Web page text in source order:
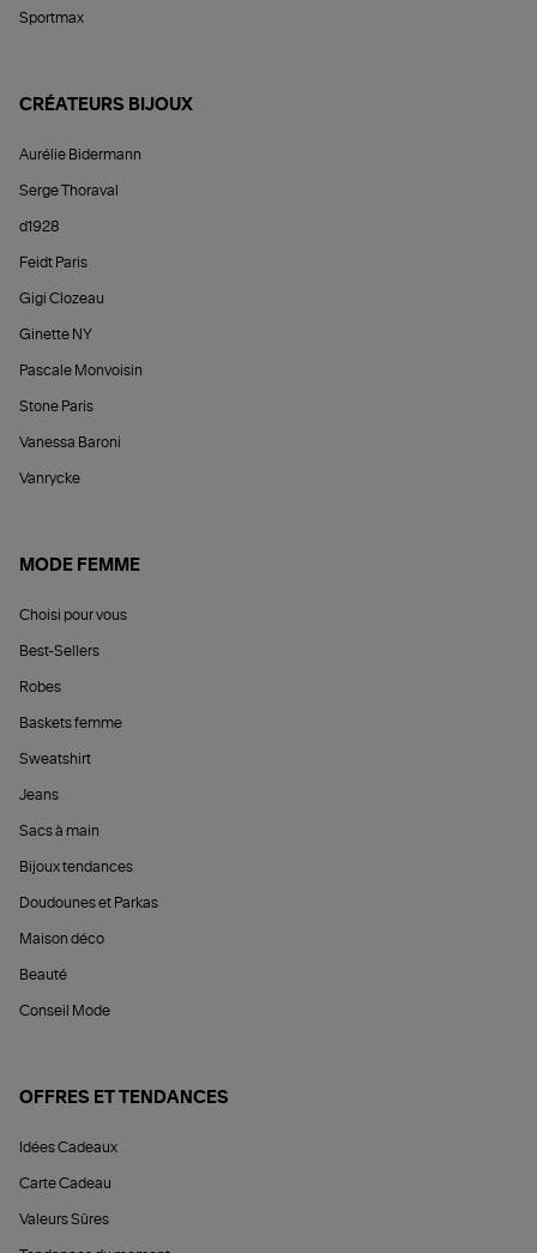
Sportmax
CRÉATEURS BIJOUX
Aurélie Bidermann
Serge Thoraval
d1928
Feidt Paris
Gigi Clozeau
Ginette NY
Pascale Monvoisin
Stone Paris
Vanessa Baroni
Vanrycke
MODE FEMME
Choisi pour vous
Best-Sellers
Robes
Baskets femme
Sweatshirt
Jeans
Sacs à main
Bijoux tendances
Doudounes et Parkas
Maison déco
Beauté
Conseil Mode
OFFRES ET TENDANCES
Idées Cadeaux
Carte Cadeau
Valeurs Sûres